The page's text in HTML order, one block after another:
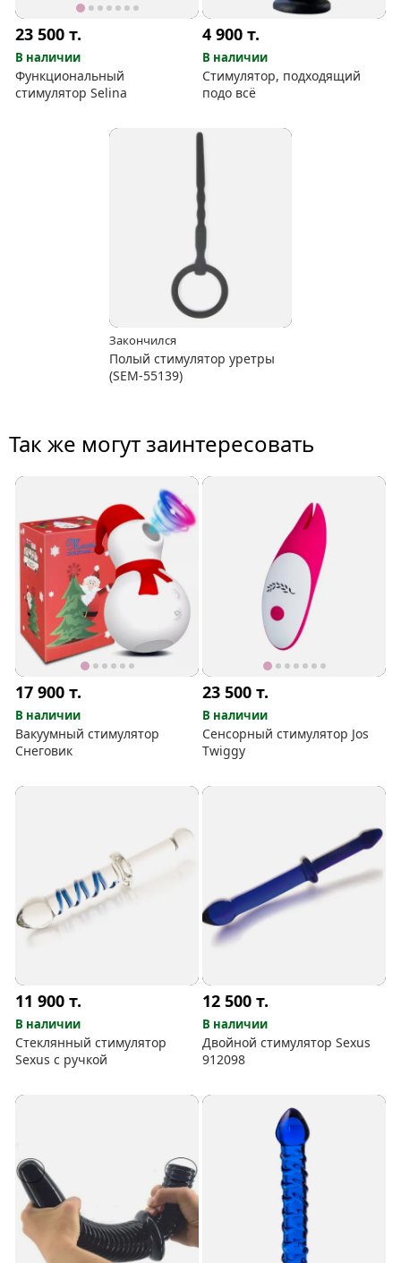
23 500т.
В наличии
Функциональный
стимулятор Selina
4 900т.
В наличии
Стимулятор, подходящий
подо всё
Закончился
Полый стимулятор уретры
(SEM-55139)
Так же могут заинтересовать
17 900т.
В наличии
Вакуумный стимулятор
Снеговик
23 500т.
В наличии
Сенсорный стимулятор Jos
Twiggy
11 900т.
В наличии
Стеклянный стимулятор
Sexus с ручкой
12 500т.
В наличии
Двойной стимулятор Sexus
912098